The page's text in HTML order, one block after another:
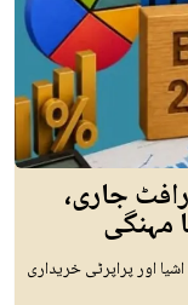
حتمی ڈرافٹ جاری،
مہنگی
اور پراپرٹی خریداری